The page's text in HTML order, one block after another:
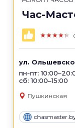
Час-
★★★★★
ул.
пн-пт:
сб: 10:00–15:00
Пушкинская